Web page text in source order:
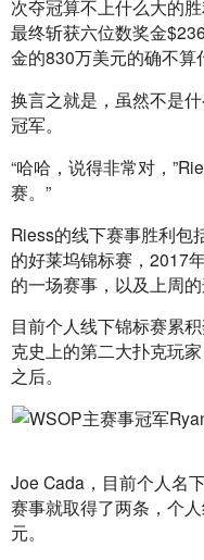
次夺冠算不上什么大的
最终斩获六位数奖金
金的830万美元的确不算
换言之就是，虽然不是
冠军。
“哈哈，说得非常对，
赛。”
Riess的线下赛事胜利包
的好莱坞锦标赛，2017
的一场赛事，以及上周的
目前个人线下锦标赛累
克史上的第二大扑克玩
之后。
Joe Cada，目前个人名
赛事就取得了两条，个
元。